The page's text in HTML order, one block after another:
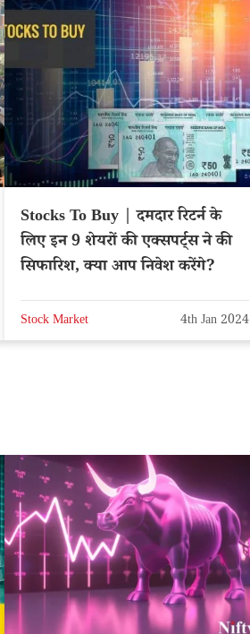
Stocks To Buy | दमदार रिटर्न के
लिए इन 9 शेयरों की एक्सपर्ट्स ने की
सिफारिश, क्या आप निवेश करेंगे?
Stock Market 4th Jan 2024